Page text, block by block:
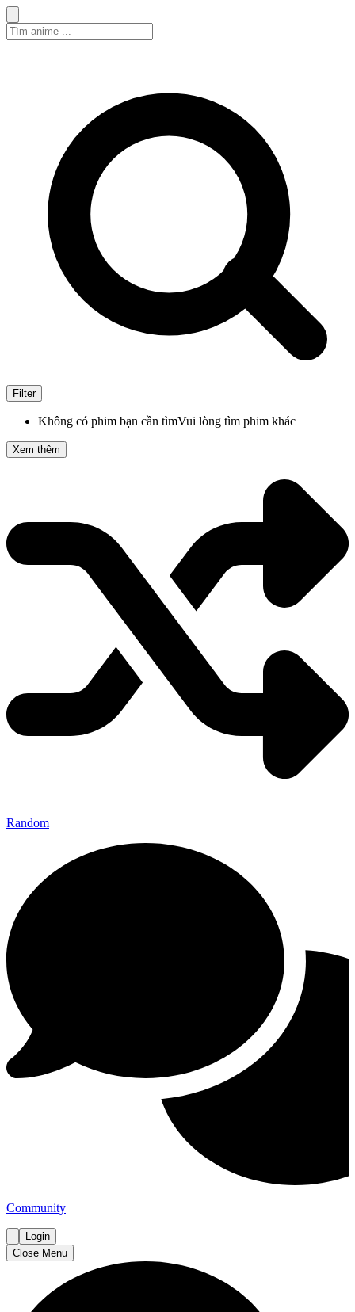
Filter
Không có phim bạn cần tìmVui lòng tìm phim khác
Xem thêm
Random
Community
Login
Close Menu